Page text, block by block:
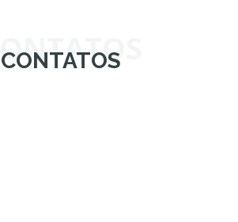
CONTATOS
CONTATOS